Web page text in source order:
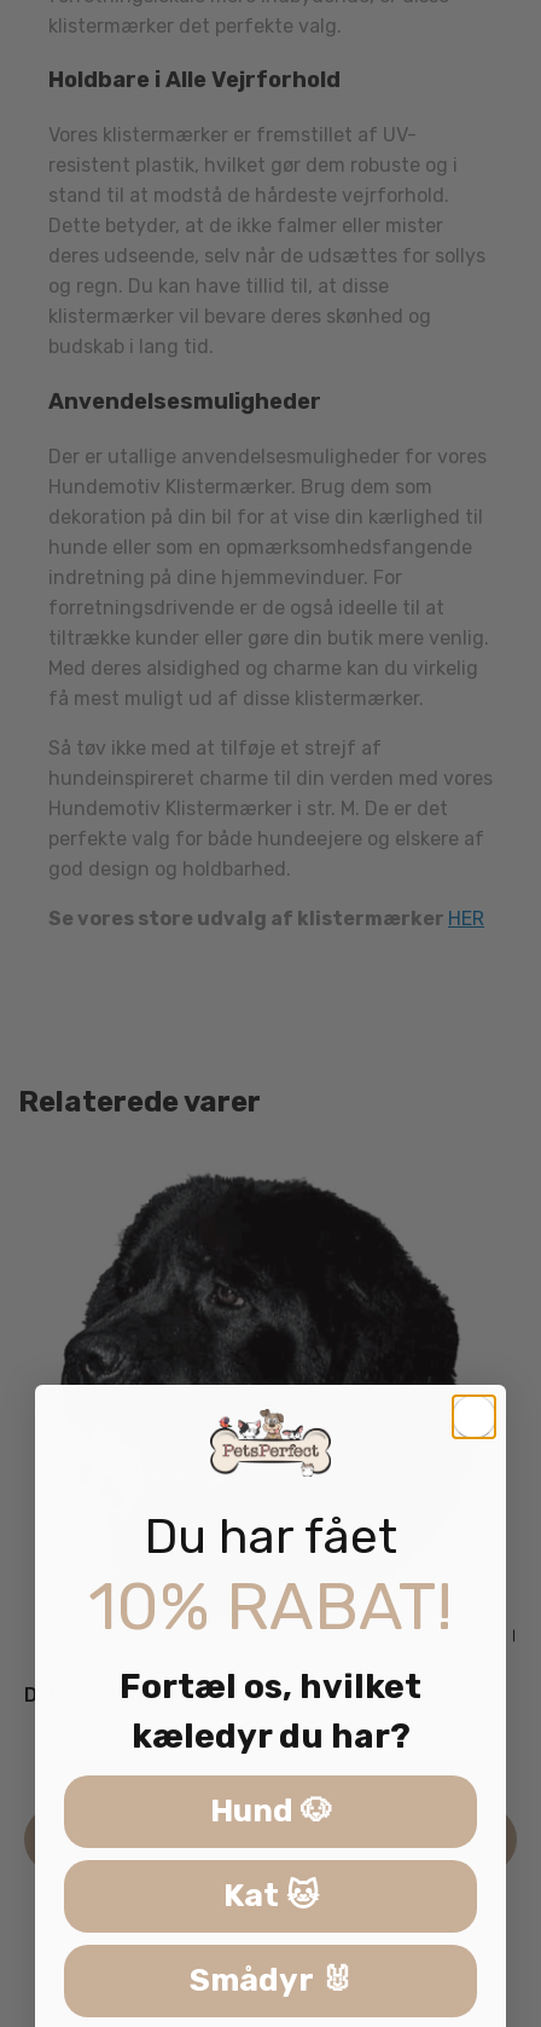
klistermærker det perfekte valg.
Holdbare i Alle Vejrforhold
Vores klistermærker er fremstillet af UV-
resistent plastik, hvilket gør dem robuste og i
stand til at modstå de hårdeste vejrforhold.
Dette betyder, at de ikke falmer eller mister
deres udseende, selv når de udsættes for sollys
og regn. Du kan have tillid til, at disse
klistermærker vil bevare deres skønhed og
budskab i lang tid.
Anvendelsesmuligheder
Der er utallige anvendelsesmuligheder for vores
Hundemotiv Klistermærker. Brug dem som
dekoration på din bil for at vise din kærlighed til
hunde eller som en opmærksomhedsfangende
indretning på dine hjemmevinduer. For
forretningsdrivende er de også ideelle til at
tiltrække kunder eller gøre din butik mere venlig.
Med deres alsidighed og charme kan du virkelig
få mest muligt ud af disse klistermærker.
Så tøv ikke med at tilføje et strejf af
hundeinspireret charme til din verden med vores
Hundemotiv Klistermærker i str. M. De er det
perfekte valg for både hundeejere og elskere af
god design og holdbarhed.
Se vores store udvalg af klistermærker HER
Relaterede varer
Dekal Sort Newfoundland 2stk
35.00kr.
Du har fået
10% RABAT!
Fortæl os, hvilket
kæledyr du har?
Hund 🐶
Kat 🐱
Smådyr 🐰